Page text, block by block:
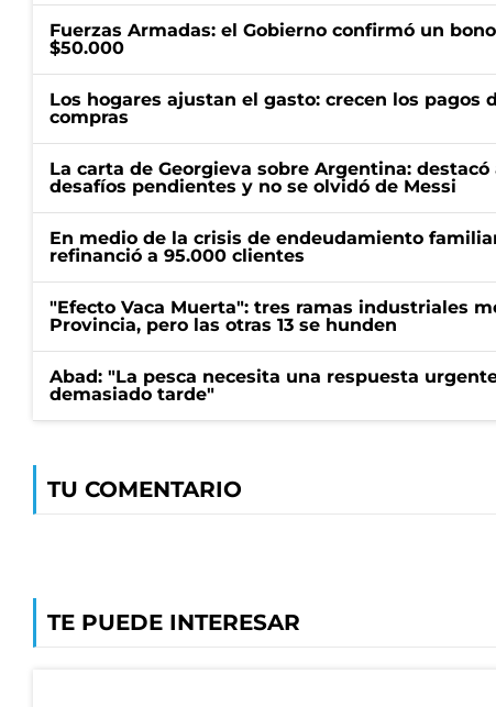
Fuerzas Armadas: el Gobierno confirmó un
$50.000
Los hogares ajustan el gasto: crecen los pagos
compras
La carta de Georgieva sobre Argentina: destacó
desafíos pendientes y no se olvidó de Messi
En medio de la crisis de endeudamiento
refinanció a 95.000 clientes
"Efecto Vaca Muerta": tres ramas industriales
Provincia, pero las otras 13 se hunden
Abad: "La pesca necesita una respuesta
demasiado tarde"
TU COMENTARIO
TE PUEDE INTERESAR